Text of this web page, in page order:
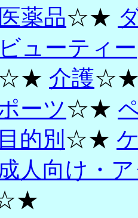
医薬品☆★
ビューティー
介護
ーツ☆★
目的別 ☆★
人向け・